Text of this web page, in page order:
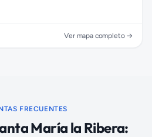
Ver mapa completo →
FRECUENTES
María la Ribera: